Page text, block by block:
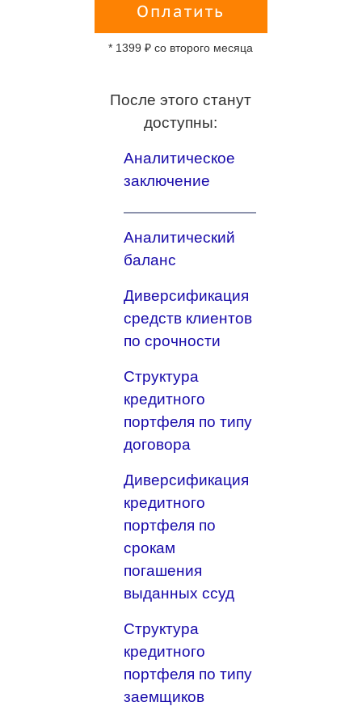
Оплатить
* 1399 ₽ со второго месяца
После этого станут
доступны:
Аналитическое
заключение
Аналитический
баланс
Диверсификация
средств клиентов
по срочности
Структура
кредитного
портфеля по типу
договора
Диверсификация
кредитного
портфеля по
срокам
погашения
выданных ссуд
Структура
кредитного
портфеля по типу
заемщиков